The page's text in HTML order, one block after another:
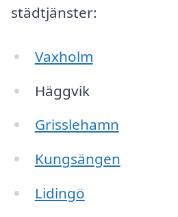
städtjänster:
Vaxholm
Häggvik
Grisslehamn
Kungsängen
Lidingö